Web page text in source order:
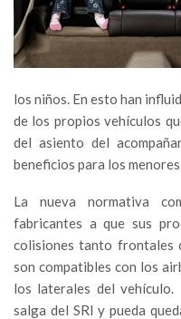
los niños. En esto han
de los propios vehículos
del asiento del
beneficios para los
La nueva normativa
fabricantes a que sus
colisiones tanto frontales
son compatibles con los
los laterales del vehículo.
salga del SRI y pueda